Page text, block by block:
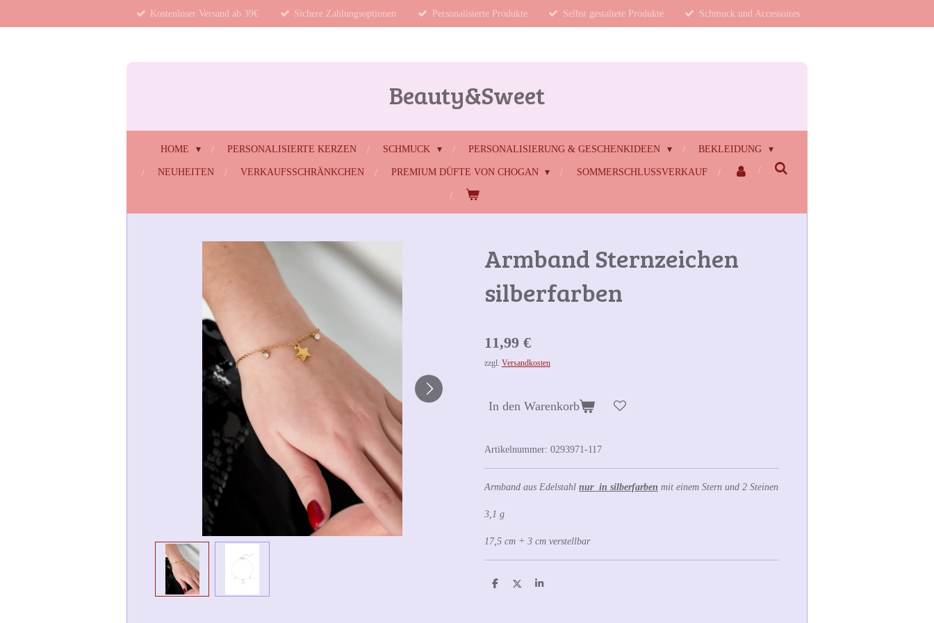
Kostenloser Versand ab 39€ Sichere Zahlungsoptionen Personalisierte Produkte Selbst gestaltete Produkte Schmuck und Accessoires
Beauty&Sweet
HOME PERSONALISIERTE KERZEN SCHMUCK PERSONALISIERUNG & GESCHENKIDEEN BEKLEIDUNG
NEUHEITEN VERKAUFSSCHRÄNKCHEN PREMIUM DÜFTE VON CHOGAN SOMMERSCHLUSSVERKAUF
Armband Sternzeichen
silberfarben
11,99 €
zzgl. Versandkosten
In den Warenkorb
Artikelnummer: 0293971-117
Armband aus Edelstahl nur in silberfarben mit einem Stern und 2 Steinen
3,1 g
17,5 cm + 3 cm verstellbar
T
T
T